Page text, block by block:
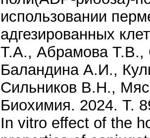
использовании
адгезированных
Т.А., Абрамова
Баландина А.И.,
Сильников В.Н.,
Биохимия. 2024. Т.
In vitro effect of the